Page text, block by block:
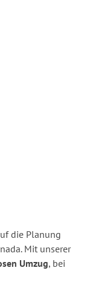
die Planung
Mit unserer
Umzug, bei